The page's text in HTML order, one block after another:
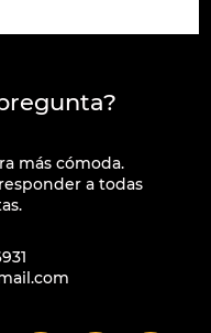
más cómoda.
a todas